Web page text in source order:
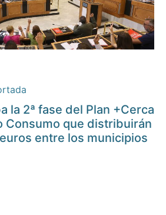
la 2ª fase del Plan +Cerca
Consumo que distribuirán
entre los municipios